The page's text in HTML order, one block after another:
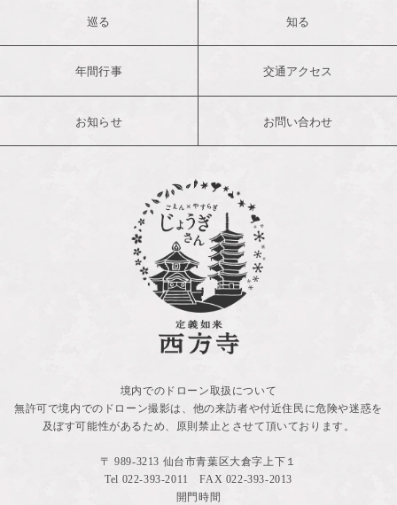
巡る 知る
年間行事 交通アクセス
お知らせ お問い合わせ
境内でのドローン取扱について
無許可で境内でのドローン撮影は、他の来訪者や付近住民に危険や迷惑を
及ぼす可能性があるため、原則禁止とさせて頂いております。
〒 989-3213 仙台市青葉区大倉字上下１
Tel 022-393-2011
FAX 022-393-2013
開門時間